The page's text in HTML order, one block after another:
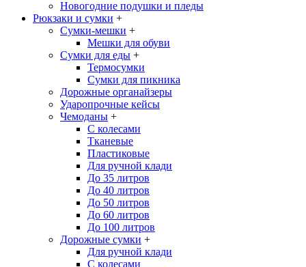
Новогодние подушки и пледы
Рюкзаки и сумки +
Сумки-мешки +
Мешки для обуви
Сумки для еды +
Термосумки
Сумки для пикника
Дорожные органайзеры
Ударопрочные кейсы
Чемоданы +
С колесами
Тканевые
Пластиковые
Для ручной клади
До 35 литров
До 40 литров
До 50 литров
До 60 литров
До 100 литров
Дорожные сумки +
Для ручной клади
С колесами